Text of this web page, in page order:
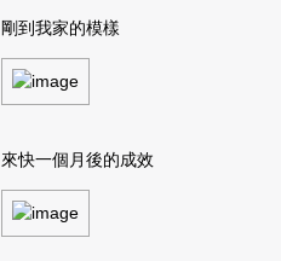
剛到我家的模樣
來快一個月後的成效